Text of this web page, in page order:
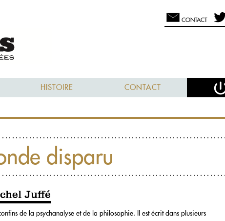
CONTACT
HISTOIRE CONTACT
disparu
Juffé
de la psychanalyse et de la philosophie. Il est écrit dans plusieurs